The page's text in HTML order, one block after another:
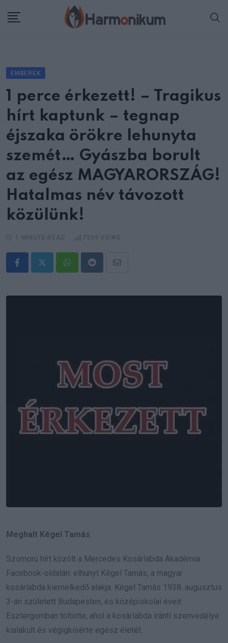
EMBEREK
1 perce érkezett! – Tragikus
hírt kaptunk – tegnap
éjszaka örökre lehunyta
szemét… Gyászba borult
az egész MAGYARORSZÁG!
Hatalmas név távozott
közülünk!
WhatsappRedditShare
Email
Meghalt Kégel Tamás
Szomorú hírt közölt a Mercedes Kosárlabda Akadémia
Facebook-oldalán: elhunyt Kégel Tamás, a magyar
kosárlabda kiemelkedő alakja. Kégel Tamás 1938. augusztus
3-án született Budapesten, és középiskolai éveit
Esztergomban töltötte, ahol a kosárlabda iránti szenvedélye
kialakult és végigkísérte egész életét.